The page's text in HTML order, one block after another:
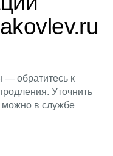
— обратитесь к
Уточнить
можно в службе